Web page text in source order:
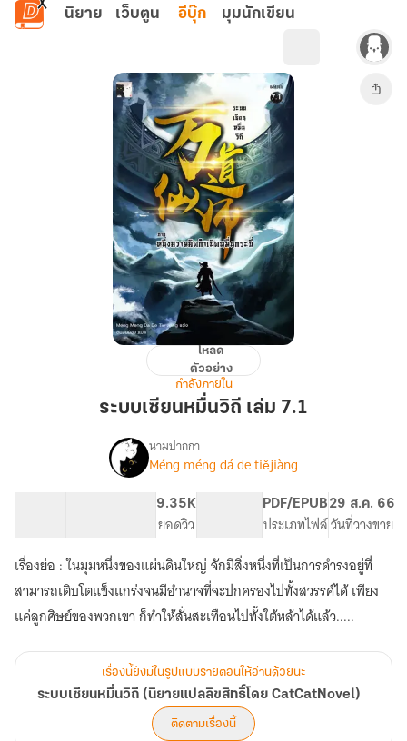
ข้ามไปยังเนื้อหาหลัก
นิยาย เว็บตูน อีบุ๊ก มุมนักเขียน
ระบบ
หมื่น
เล่ม
7.1
โหลด
ตัวอย่าง
กำลังภายใน
ระบบเซียนหมื่นวิถี เล่ม 7.1
เรื่อง
(นิยาย
แปล
ลิขสิทธิ์
โดย
CatCatNovel)
นามปากกา
Méng méng dá de tiějiàng
9.35K
ยอดวิว
PDF/EPUB
ประเภทไฟล์
29 ส.ค. 66
วันที่วางขาย
เรื่องย่อ : ในมุมหนึ่งของแผ่นดินใหญ่ จักมีสิ่งหนึ่งที่เป็นการดำรงอยู่ที่
สามารถเติบโตแข็งแกร่งจนมีอำนาจที่จะปกครองไปทั้งสวรรค์ได้ เพียง
แค่ลูกศิษย์ของพวกเขา ก็ทำให้สั่นสะเทือนไปทั้งใต้หล้าได้แล้ว.....
เรื่องนี้ยังมีในรูปแบบรายตอนให้อ่านด้วยนะ
ระบบเซียนหมื่นวิถี (นิยายแปลลิขสิทธิ์โดย CatCatNovel)
ติดตามเรื่องนี้